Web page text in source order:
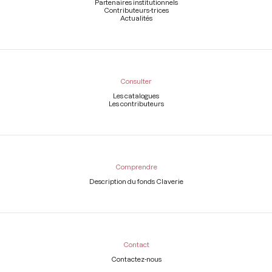
Partenaires institutionnels
Contributeurs-trices
Actualités
Consulter
Les catalogues
Les contributeurs
Comprendre
Description du fonds Claverie
Contact
Contactez-nous